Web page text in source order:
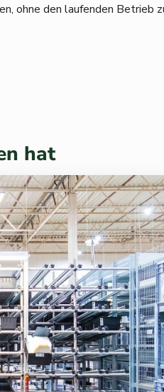
ohne den laufenden Betrieb
hat